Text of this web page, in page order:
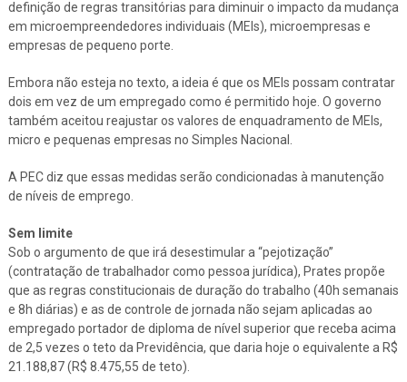
definição de regras transitórias para diminuir o impacto da mudança
em microempreendedores individuais (MEIs), microempresas e
empresas de pequeno porte.
Embora não esteja no texto, a ideia é que os MEIs possam contratar
dois em vez de um empregado como é permitido hoje. O governo
também aceitou reajustar os valores de enquadramento de MEIs,
micro e pequenas empresas no Simples Nacional.
A PEC diz que essas medidas serão condicionadas à manutenção
de níveis de emprego.
Sem limite
Sob o argumento de que irá desestimular a “pejotização”
(contratação de trabalhador como pessoa jurídica), Prates propõe
que as regras constitucionais de duração do trabalho (40h semanais
e 8h diárias) e as de controle de jornada não sejam aplicadas ao
empregado portador de diploma de nível superior que receba acima
de 2,5 vezes o teto da Previdência, que daria hoje o equivalente a R$
21.188,87 (R$ 8.475,55 de teto).